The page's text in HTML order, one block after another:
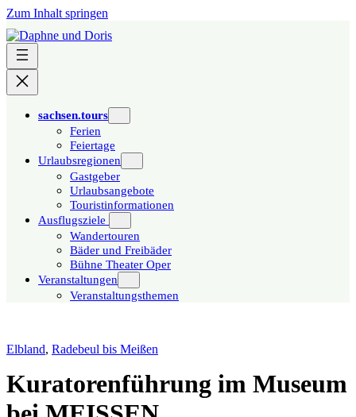
Zum Inhalt springen
sachsen.tours
Ferien
Feiertage
Urlaubsregionen
Gastgeber
Urlaubsangebote
Touristinformationen
Ausflugsziele
Wandertouren
Bäder und Freibäder
Bühne Theater Oper
Veranstaltungen
Veranstaltungsthemen
Elbland, Radebeul bis Meißen
Kuratorenführung im Museum